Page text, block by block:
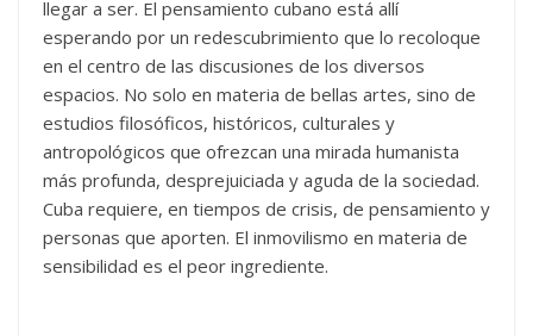
llegar a ser. El pensamiento cubano está allí
esperando por un redescubrimiento que lo recoloque
en el centro de las discusiones de los diversos
espacios. No solo en materia de bellas artes, sino de
estudios filosóficos, históricos, culturales y
antropológicos que ofrezcan una mirada humanista
más profunda, desprejuiciada y aguda de la sociedad.
Cuba requiere, en tiempos de crisis, de pensamiento y
personas que aporten. El inmovilismo en materia de
sensibilidad es el peor ingrediente.